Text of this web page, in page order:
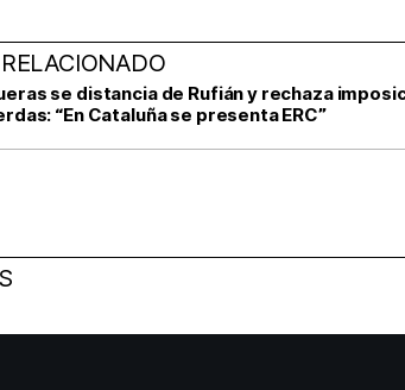
se distancia de Rufián y rechaza
“En Cataluña se presenta ERC”